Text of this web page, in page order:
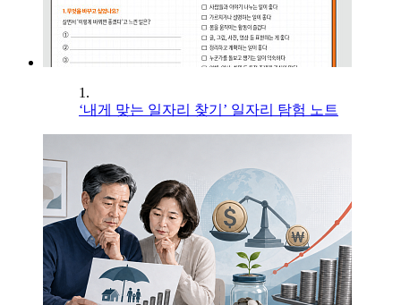
1.
‘내게 맞는 일자리 찾기’ 일자리 탐험 노트